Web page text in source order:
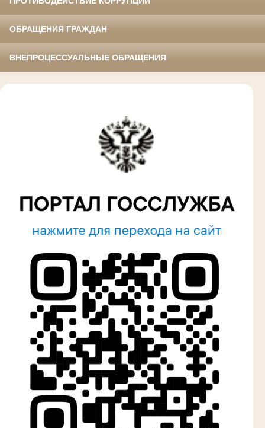
ОБРАЩЕНИЯ ГРАЖДАН
ВНЕПРОЦЕССУАЛЬНЫЕ ОБРАЩЕНИЯ